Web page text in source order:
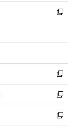
く
ウ
で
ン
ド
開
し
い
ン
ウ
で
開
く
新
ウ
ン
ド
ウ
で
開
く
新
し
い
ウ
ィ
新
し
い
新